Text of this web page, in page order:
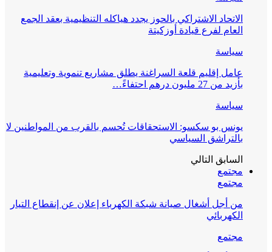
الاتحاد الاشتراكي بالحوز يجدد هياكله التنظيمية بعقد الجمع
العام لفرع قيادة أوزكيتة
سياسة
عامل إقليم قلعة السراغنة يطلق مشاريع تنموية وتعليمية
بأزيد من 27 مليون درهم احتفاءً…
سياسة
يونس بو سكسو: الاستحقاقات تُحسم بالقرب من المواطنين لا
بالتراشق السياسي
السابق التالي
مجتمع
مجتمع
من أجل أشغال صيانة شبكة الكهرباء إعلان عن إنقطاع التيار
الكهربائي
مجتمع